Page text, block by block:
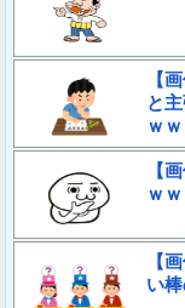
【
と
ｗｗ
【
ｗ
【
い